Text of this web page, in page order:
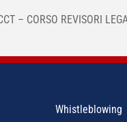
– CORSO REVISORI
Whistleblowing